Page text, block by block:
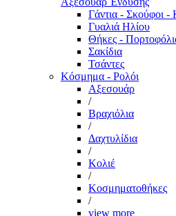
Γάντια - Σκούφοι -
Γυαλιά Ηλίου
Θήκες -
Σακίδια
Τσάντες
Κόσμημα - Ρολόι
Αξεσουάρ
/
Βραχιόλια
/
Δαχτυλίδια
/
Κολιέ
/
Κοσμηματοθήκες
/
view more